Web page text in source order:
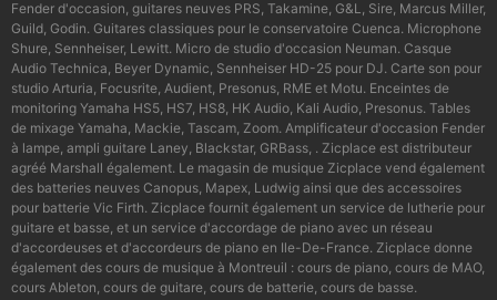
Fender d'occasion, guitares neuves PRS, Takamine, G&L, Sire, Marcus Miller,
Guild, Godin. Guitares classiques pour le conservatoire Cuenca. Microphone
Shure, Sennheiser, Lewitt. Micro de studio d'occasion Neuman. Casque
Audio Technica, Beyer Dynamic, Sennheiser HD-25 pour DJ. Carte son pour
studio Arturia, Focusrite, Audient, Presonus, RME et Motu. Enceintes de
monitoring Yamaha HS5, HS7, HS8, HK Audio, Kali Audio, Presonus. Tables
de mixage Yamaha, Mackie, Tascam, Zoom. Amplificateur d'occasion Fender
à lampe, ampli guitare Laney, Blackstar, GRBass, . Zicplace est distributeur
agréé Marshall également. Le magasin de musique Zicplace vend également
des batteries neuves Canopus, Mapex, Ludwig ainsi que des accessoires
pour batterie Vic Firth. Zicplace fournit également un service de lutherie pour
guitare et basse, et un service d'accordage de piano avec un réseau
d'accordeuses et d'accordeurs de piano en Ile-De-France. Zicplace donne
également des cours de musique à Montreuil : cours de piano, cours de MAO,
cours Ableton, cours de guitare, cours de batterie, cours de basse.